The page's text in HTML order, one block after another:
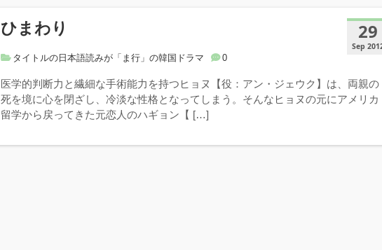
29
Sep
ひまわり
タイトルの日本語読みが「ま行」の韓国ドラマ 0
医学的判断力と繊細な手術能力を持つヒョヌ【役：アン・ジェウク】は、両親の
死を境に心を閉ざし、冷淡な性格となってしまう。そんなヒョヌの元にアメリカ
留学から戻ってきた元恋人のハギョン【 […]